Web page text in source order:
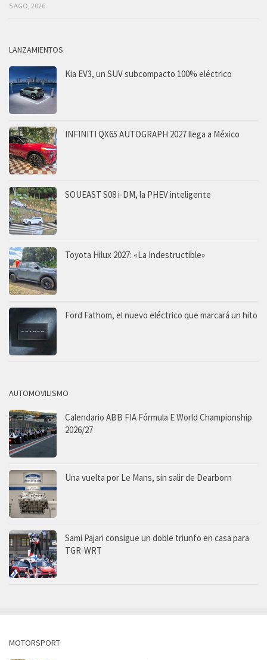
5 AGO, 2026
LANZAMIENTOS
Kia EV3, un SUV subcompacto 100% eléctrico
INFINITI QX65 AUTOGRAPH 2027 llega a México
SOUEAST S08 i-DM, la PHEV inteligente
Toyota Hilux 2027: «La Indestructible»
Ford Fathom, el nuevo eléctrico que marcará un hito
AUTOMOVILISMO
Calendario ABB FIA Fórmula E World Championship
2026/27
Una vuelta por Le Mans, sin salir de Dearborn
Sami Pajari consigue un doble triunfo en casa para
TGR-WRT
MOTORSPORT